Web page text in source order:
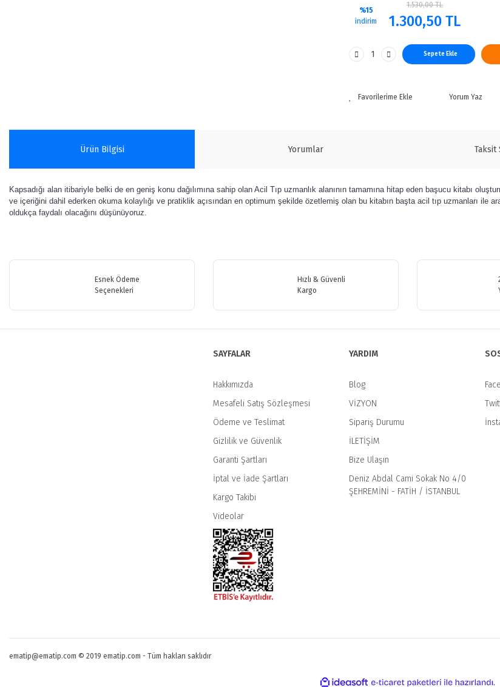
%15
indirim
1.530,00 TL
1.300,50 TL
Sepete Ekle
Yorum Yaz
Ürün Bilgisi Yorumlar Taksit
Kapsadığı alan itibariyle belki de en geniş konu dağılımına sahip olan Acil Tıp uzmanlık alanının tamamına hitap eden başucu kitabı
ve içeriğini dahil ederken okuma kolaylığı ve pratiklik açısından en optimum şekilde özetlemiş olan bu kitabın başta acil tıp uzmanları
oldukça faydalı olacağını düşünüyoruz.
Bu ürüne ilk yorumu siz yapın!
Ürün resmi kalitesiz, bozuk veya görüntülenemiyor.
Esnek Ödeme
Seçenekleri
Hızlı & Güvenli
Kargo
SAYFALAR
Hakkımızda
Mesafeli Satış Sözleşmesi
Ödeme ve Teslimat
Gizlilik ve Güvenlik
Garanti Şartları
İptal ve İade Şartları
Kargo Takibi
Videolar
YARDIM
Blog
VİZYON
Sipariş Durumu
İLETİŞİM
Bize Ulaşın
Deniz Abdal Cami Sokak No 4/0
ŞEHREMİNİ - FATİH / İSTANBUL
ematip@ematip.com © 2019 ematip.com - Tüm hakları saklıdır
ideasoft e-